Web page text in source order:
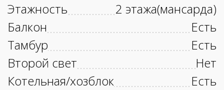
Этажность
2 этажа(мансарда)
Балкон
Есть
Тамбур
Есть
Второй свет
Нет
Котельная/хозблок
Есть